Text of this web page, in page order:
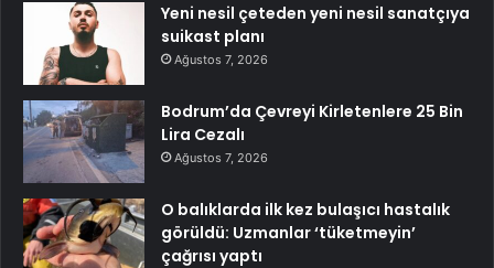
Yeni nesil çeteden yeni nesil sanatçıya
suikast planı
Ağustos 7, 2026
Bodrum’da Çevreyi Kirletenlere 25 Bin
Lira Cezalı
Ağustos 7, 2026
O balıklarda ilk kez bulaşıcı hastalık
görüldü: Uzmanlar ‘tüketmeyin’
çağrısı yaptı